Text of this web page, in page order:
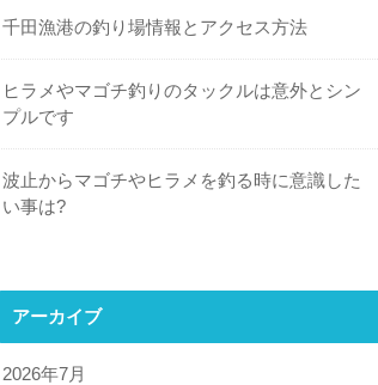
千田漁港の釣り場情報とアクセス方法
ヒラメやマゴチ釣りのタックルは意外とシン
プルです
波止からマゴチやヒラメを釣る時に意識した
い事は?
アーカイブ
2026年7月